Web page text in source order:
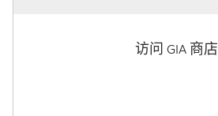
访问 GIA 商店